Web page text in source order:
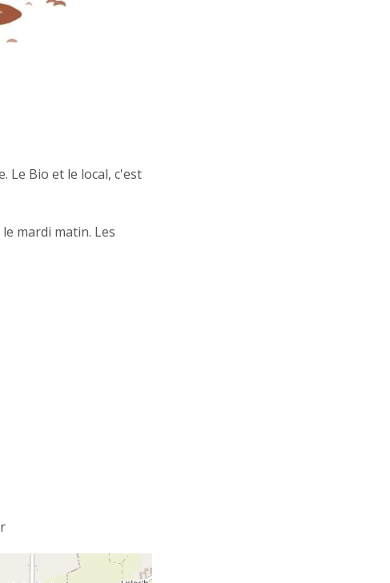
Le Bio et le local, c'est
mardi matin. Les